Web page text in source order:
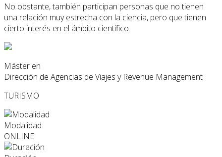
No obstante, también participan personas que no tienen
una relación muy estrecha con la ciencia, pero que tienen
cierto interés en el ámbito científico.
Máster en
Dirección de Agencias de Viajes y Revenue Management
TURISMO
Modalidad
ONLINE